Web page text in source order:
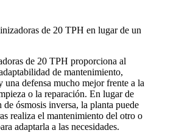
de 20 TPH en lugar de un
de 20 TPH proporciona al
de mantenimiento,
una defensa mucho mejor frente a la
o la reparación. En lugar de
de ósmosis inversa, la planta puede
realiza el mantenimiento del otro o
adaptarla a las necesidades.